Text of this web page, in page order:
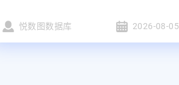
悦数图数据库 2026-08-05